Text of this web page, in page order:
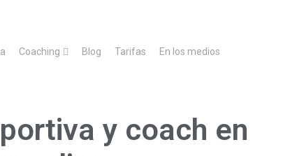
Coaching Blog Tarifas En los medios
y coach en